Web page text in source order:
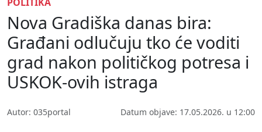
Nova Gradiška danas bira:
Građani odlučuju tko će voditi
grad nakon političkog potresa i
USKOK-ovih istraga
Autor: 035portal Datum objave: 17.05.2026. u 12:00